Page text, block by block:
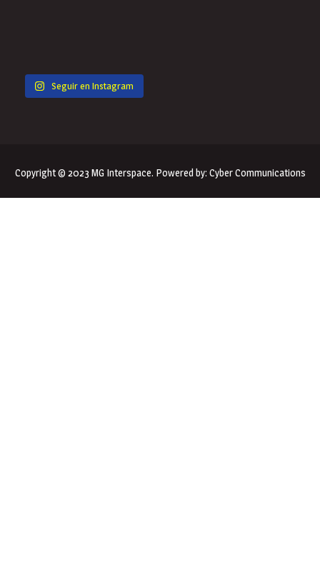
Seguir en Instagram
Copyright © 2023 MG Interspace. Powered by: Cyber Communications